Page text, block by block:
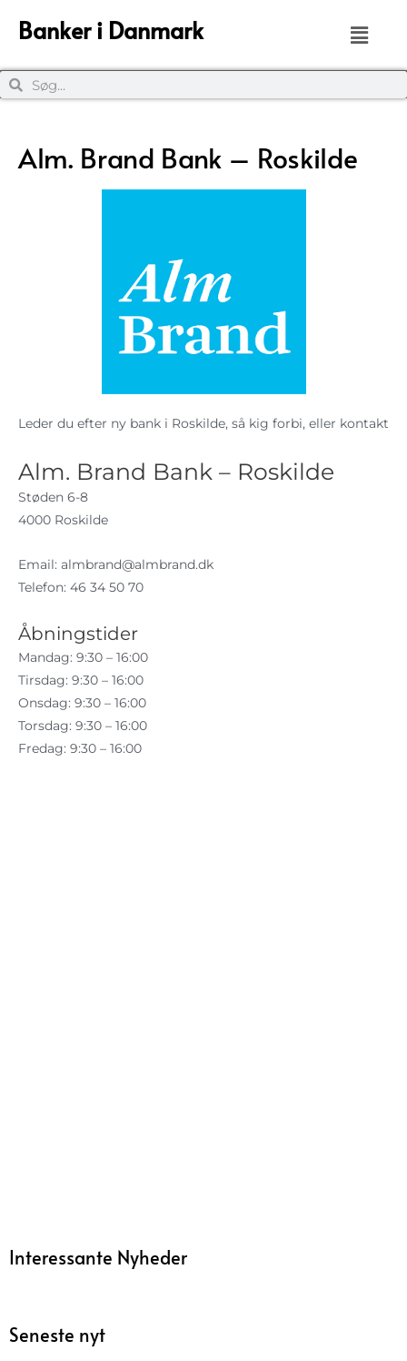
Banker i Danmark
Alm. Brand Bank – Roskilde
Leder du efter ny bank i Roskilde, så kig forbi, eller kontakt
Alm. Brand Bank – Roskilde
Støden 6-8
4000 Roskilde
Email: almbrand@almbrand.dk
Telefon: 46 34 50 70
Åbningstider
Mandag: 9:30 – 16:00
Tirsdag: 9:30 – 16:00
Onsdag: 9:30 – 16:00
Torsdag: 9:30 – 16:00
Fredag: 9:30 – 16:00
Interessante Nyheder
Seneste nyt